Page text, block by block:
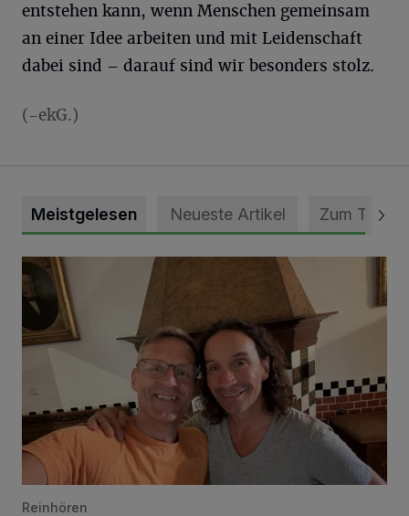
entstehen kann, wenn Menschen gemeinsam
an einer Idee arbeiten und mit Leidenschaft
dabei sind – darauf sind wir besonders stolz.
(-ekG.)
Meistgelesen Neueste Artikel Zum Thema
„Loss dir nix jefalle“ in 7 Tage 1 Song
Reinhören